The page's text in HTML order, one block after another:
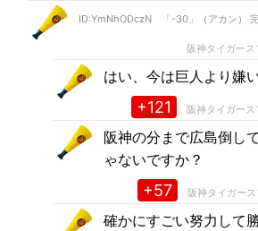
ID:YmNhODczN 「-30」（アカン）
阪神タイガース
はい、今は巨人より嫌い
+121 阪神タイガース
阪神の分まで広島倒し
ゃないですか？
+57 阪神タイガース
確かにすごい努力して